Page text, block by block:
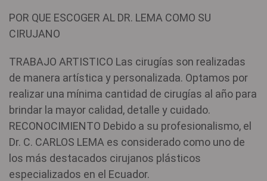
POR QUE ESCOGER AL DR. LEMA COMO SU
CIRUJANO
TRABAJO ARTISTICO Las cirugías son realizadas
de manera artística y personalizada. Optamos por
realizar una mínima cantidad de cirugías al año para
brindar la mayor calidad, detalle y cuidado.
RECONOCIMIENTO Debido a su profesionalismo, el
Dr. C. CARLOS LEMA es considerado como uno de
los más destacados cirujanos plásticos
especializados en el Ecuador.